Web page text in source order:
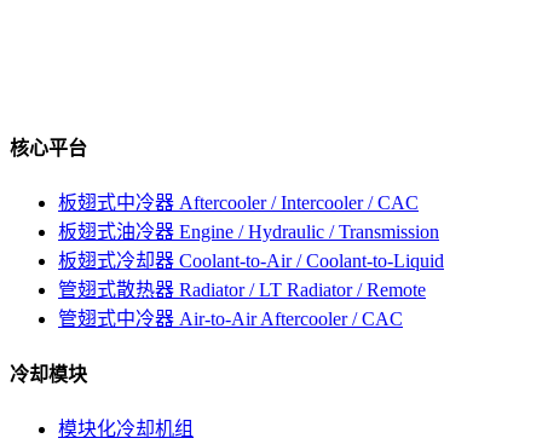
核心平台
板翅式中冷器 Aftercooler / Intercooler / CAC
板翅式油冷器 Engine / Hydraulic / Transmission
板翅式冷却器 Coolant-to-Air / Coolant-to-Liquid
管翅式散热器 Radiator / LT Radiator / Remote
管翅式中冷器 Air-to-Air Aftercooler / CAC
冷却模块
模块化冷却机组